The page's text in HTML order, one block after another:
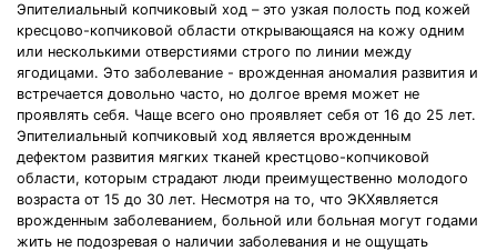
Эпителиальный копчиковый ход – это узкая полость под кожей
кресцово-копчиковой области открывающаяся на кожу одним
или несколькими отверстиями строго по линии между
ягодицами. Это заболевание - врожденная аномалия развития и
встречается довольно часто, но долгое время может не
проявлять себя. Чаще всего оно проявляет себя от 16 до 25 лет.
Эпителиальный копчиковый ход является врожденным
дефектом развития мягких тканей крестцово-копчиковой
области, которым страдают люди преимущественно молодого
возраста от 15 до 30 лет. Несмотря на то, что ЭКХявляется
врожденным заболеванием, больной или больная могут годами
жить не подозревая о наличии заболевания и не ощущать